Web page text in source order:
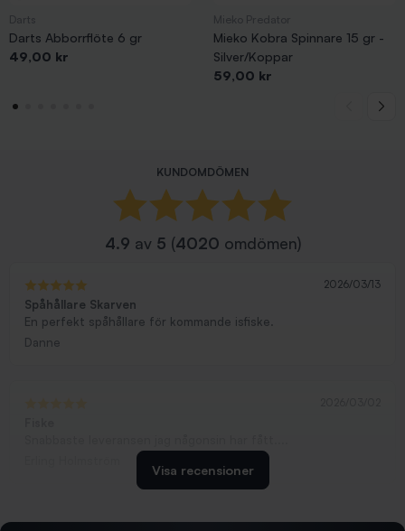
Darts Abborrflöte 6 gr
Pris
49,00 kr
Mieko Kobra Spinnare 15 gr -
Silver/Koppar
Pris
59,00 kr
KUNDOMDÖMEN
4.9 av 5 (4020 omdömen)
2026/03/13
Spåhållare Skarven
En perfekt spåhållare för kommande isfiske.
Danne
2026/02/19
Visa recensioner